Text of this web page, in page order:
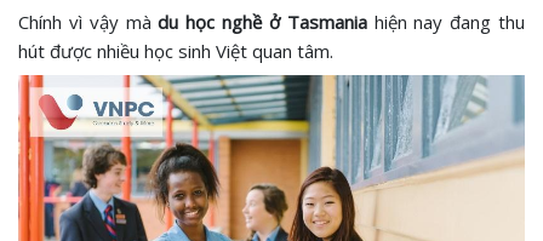
Chính vì vậy mà du học nghề ở Tasmaniahiện nay đang thu
hút được nhiều học sinh Việt quan tâm.